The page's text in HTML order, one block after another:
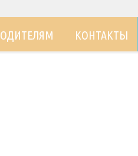
КОНТАКТЫ